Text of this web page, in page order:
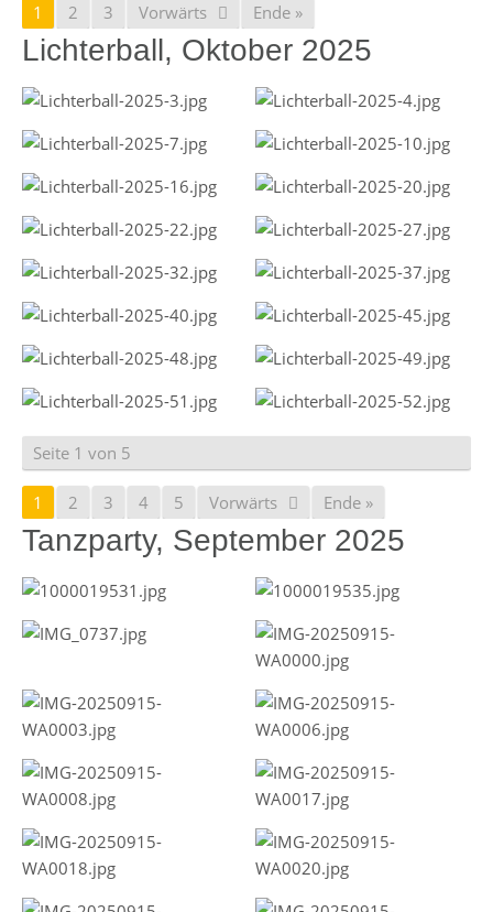
1 2 3 Vorwärts Ende »
Lichterball, Oktober 2025
Seite 1 von 5
1 2 3 4 5 Vorwärts Ende »
Tanzparty, September 2025